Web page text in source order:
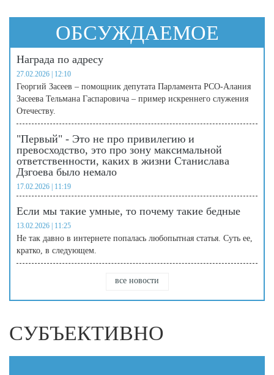
ОБСУЖДАЕМОЕ
Награда по адресу
27.02.2026 | 12:10
Георгий Засеев – помощник депутата Парламента РСО-Алания
Засеева Тельмана Гаспаровича – пример искреннего служения
Отечеству.
"Первый" - Это не про привилегию и
превосходство, это про зону максимальной
ответственности, каких в жизни Станислава
Дзгоева было немало
17.02.2026 | 11:19
Если мы такие умные, то почему такие бедные
13.02.2026 | 11:25
Не так давно в интернете попалась любопытная статья. Суть ее,
кратко, в следующем.
все новости
СУБЪЕКТИВНО